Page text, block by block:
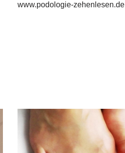
www.podologie-zehenlesen.de